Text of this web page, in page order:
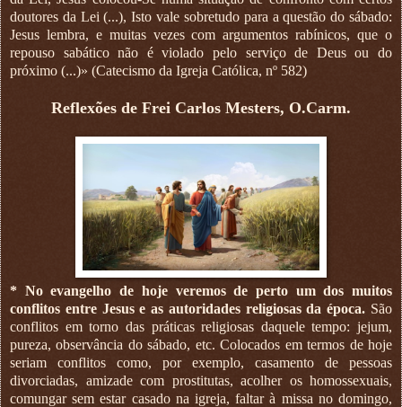
doutores da Lei (...), Isto vale sobretudo para a questão do sábado:
Jesus lembra, e muitas vezes com argumentos rabínicos, que o
repouso sabático não é violado pelo serviço de Deus ou do
próximo (...)» (Catecismo da Igreja Católica, nº 582)
Reflexões de Frei Carlos Mesters, O.Carm.
* No evangelho de hoje veremos de perto um dos muitos
conflitos entre Jesus e as autoridades religiosas da época. São
conflitos em torno das práticas religiosas daquele tempo: jejum,
pureza, observância do sábado, etc. Colocados em termos de hoje
seriam conflitos como, por exemplo, casamento de pessoas
divorciadas, amizade com prostitutas, acolher os homossexuais,
comungar sem estar casado na igreja, faltar à missa no domingo,